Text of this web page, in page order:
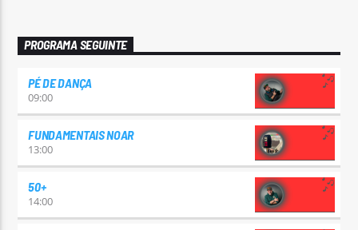
PROGRAMA SEGUINTE
PÉ DE DANÇA
09:00
FUNDAMENTAIS NOAR
13:00
50+
14:00